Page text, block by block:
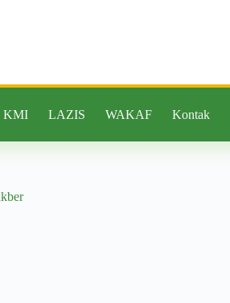
KMI LAZIS WAKAF Kontak